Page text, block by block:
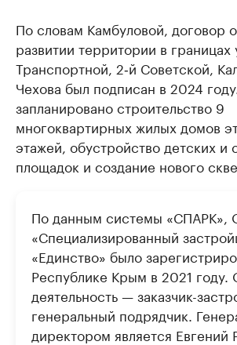
По словам Камбуловой, договор
развитии территории в границах
Транспортной, 2‑й Советской,
Чехова был подписан в 2024
запланировано строительство 9
многоквартирных жилых домов
этажей, обустройство детских и
площадок и создание нового
По данным системы
«Специализированный
«Единство» было
Республике Крым в 2021 году.
деятельность — заказчик-
генеральный подрядчик.
директором является Евгений